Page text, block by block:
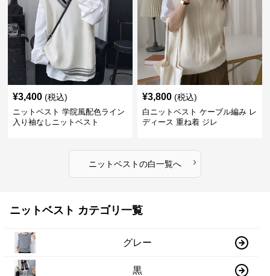
¥3,400 (税込)
ニットベスト 学院風配色ライン
入り袖なしニットベスト
¥3,800 (税込)
白ニットベスト ケーブル編み レ
ディース 重ね着 ジレ
ニットベストの白一覧へ ›
ニットベスト カテゴリ一覧
グレー
黒